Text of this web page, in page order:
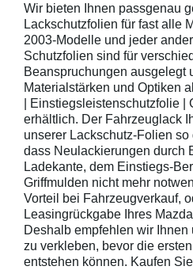
Wir bieten Ihnen passgenau
Lackschutzfolien für fast alle
2003-Modelle und jeder
Schutzfolien sind für
Beanspruchungen ausgelegt
Materialstärken und Optiken
| Einstiegsleistenschutzfolie
erhältlich. Der Fahrzeuglack
unserer Lackschutz-Folien
dass Neulackierungen durch
Ladekante, dem Einstiegs-
Griffmulden nicht mehr
Vorteil bei Fahrzeugverkauf,
Leasingrückgabe Ihres
Deshalb empfehlen wir
zu verkleben, bevor die
entstehen können. Kaufen